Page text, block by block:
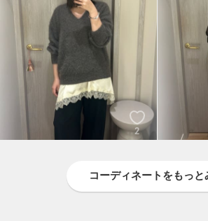
2
コーディネートをもっと